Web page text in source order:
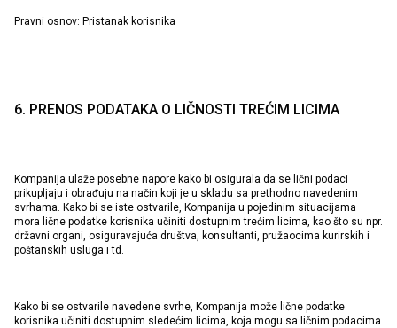
Pravni osnov: Pristanak korisnika
6. PRENOS PODATAKA O LIČNOSTI TREĆIM LICIMA
Kompanija ulaže posebne napore kako bi osigurala da se lični podaci
prikupljaju i obrađuju na način koji je u skladu sa prethodno navedenim
svrhama. Kako bi se iste ostvarile, Kompanija u pojedinim situacijama
mora lične podatke korisnika učiniti dostupnim trećim licima, kao što su npr.
državni organi, osiguravajuća društva, konsultanti, pružaocima kurirskih i
poštanskih usluga i td.
Kako bi se ostvarile navedene svrhe, Kompanija može lične podatke
korisnika učiniti dostupnim sledećim licima, koja mogu sa ličnim podacima
informacija o državi i gradu.
Odaberite Zemlju
Izaberite Grad
Upozorenje o zalihama
„Kada ovaj proizvod bude na
Zatvorite